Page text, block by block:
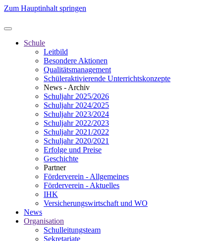
Zum Hauptinhalt springen
Schule
Leitbild
Besondere Aktionen
Qualitätsmanagement
Schüleraktivierende Unterrichtskonzepte
News - Archiv
Schuljahr 2025/2026
Schuljahr 2024/2025
Schuljahr 2023/2024
Schuljahr 2022/2023
Schuljahr 2021/2022
Schuljahr 2020/2021
Erfolge und Preise
Geschichte
Partner
Förderverein - Allgemeines
Förderverein - Aktuelles
IHK
Versicherungswirtschaft und WO
News
Organisation
Schulleitungsteam
Sekretariate